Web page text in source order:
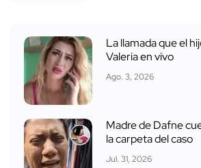
La llamada que el
Valeria en vivo
Ago. 3, 2026
Madre de Dafne
la carpeta del caso
Jul. 31, 2026